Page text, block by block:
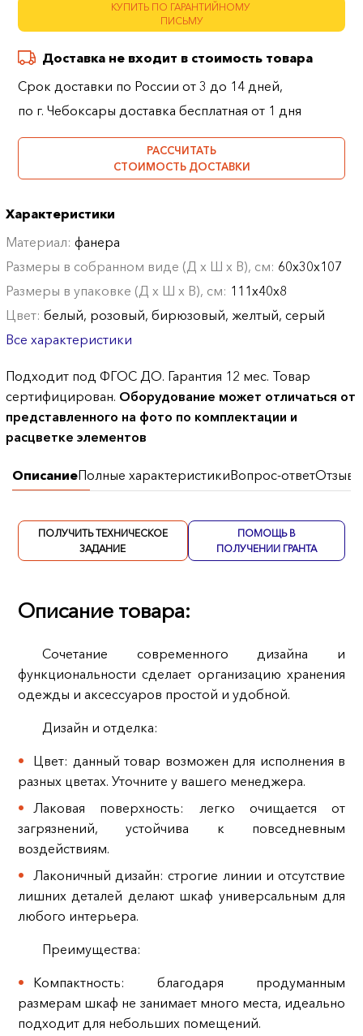
КУПИТЬ ПО ГАРАНТИЙНОМУ
ПИСЬМУ
Доставка не входит в стоимость товара
Срок доставки по России от 3 до 14 дней,
по г. Чебоксары доставка бесплатная от 1 дня
РАССЧИТАТЬ
СТОИМОСТЬ ДОСТАВКИ
Характеристики
Материал:фанера
Размеры в собранном виде (Д х Ш х В), см: 60х30х107
Размеры в упаковке (Д х Ш х В), см: 111х40х8
Цвет:белый, розовый, бирюзовый, желтый, серый
Все характеристики
Подходит под ФГОС ДО. Гарантия 12 мес. Товар
сертифицирован. Оборудование может отличаться от
представленного на фото по комплектации и
расцветке элементов
ОписаниеПолные характеристикиВопрос-ответОтзывы
ПОЛУЧИТЬ ТЕХНИЧЕСКОЕ
ЗАДАНИЕ
ПОМОЩЬ В
ПОЛУЧЕНИИ ГРАНТА
Описание товара:
Сочетание современного дизайна и
функциональности сделает организацию хранения
одежды и аксессуаров простой и удобной.
Дизайн и отделка:
Цвет: данный товар возможен для исполнения в
разных цветах. Уточните у вашего менеджера.
Лаковая поверхность: легко очищается от
загрязнений, устойчива к повседневным
воздействиям.
Лаконичный дизайн: строгие линии и отсутствие
лишних деталей делают шкаф универсальным для
любого интерьера.
Преимущества:
Компактность: благодаря продуманным
размерам шкаф не занимает много места, идеально
подходит для небольших помещений.